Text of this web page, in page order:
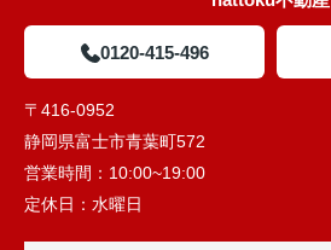
0120-415-496
〒416-0952
静岡県富士市青葉町572
営業時間： 10:00~19:00
定休日： 水曜日